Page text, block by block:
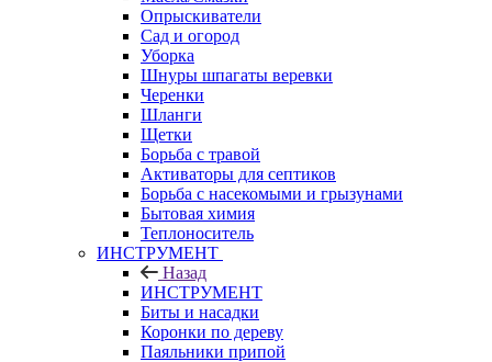
Опрыскиватели
Сад и огород
Уборка
Шнуры шпагаты веревки
Черенки
Шланги
Щетки
Борьба с травой
Активаторы для септиков
Борьба с насекомыми и грызунами
Бытовая химия
Теплоноситель
ИНСТРУМЕНТ
Назад
ИНСТРУМЕНТ
Биты и насадки
Коронки по дереву
Паяльники припой